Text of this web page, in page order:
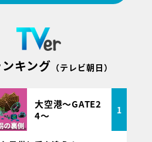
キング （テレビ朝日）
大空港～GATE2
4～
1